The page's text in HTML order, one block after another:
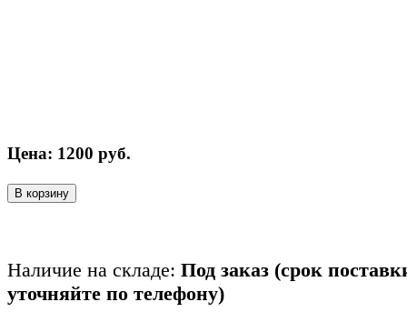
Цена: 1200 руб.
В корзину
Наличие на складе: Под заказ (срок
уточняйте по телефону)